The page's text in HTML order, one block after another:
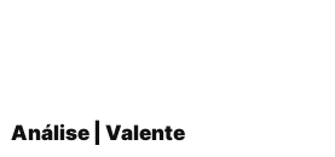
Análise | Valente